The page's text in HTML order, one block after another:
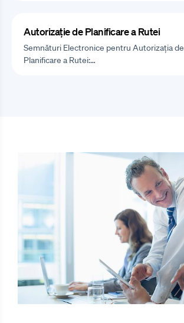
Autorizație de Planificare a Rutei
Semnături Electronice pentru Autorizația de
Planificare a Rutei:…